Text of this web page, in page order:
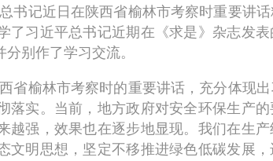
书记近日在陕西省榆林市考察时重要讲
了习近平总书记近期在《求是》杂志发
别作了学习交流。
省榆林市考察时的重要讲话，充分体现
实。当前，地方政府对安全环保生产的
越强，效果也在逐步地显现。我们在生
文明思想，坚定不移推进绿色低碳发展